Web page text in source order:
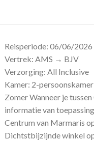
Reisperiode: 06/06/2026
Vertrek: AMS → BJV
Verzorging: All Inclusive
Kamer: 2-
Zomer Wanneer je
informatie van
Centrum van Marmaris
Dichtstbijzijnde winkel